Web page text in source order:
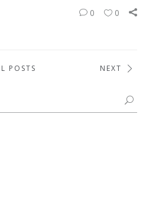
0 0
POSTS NEXT